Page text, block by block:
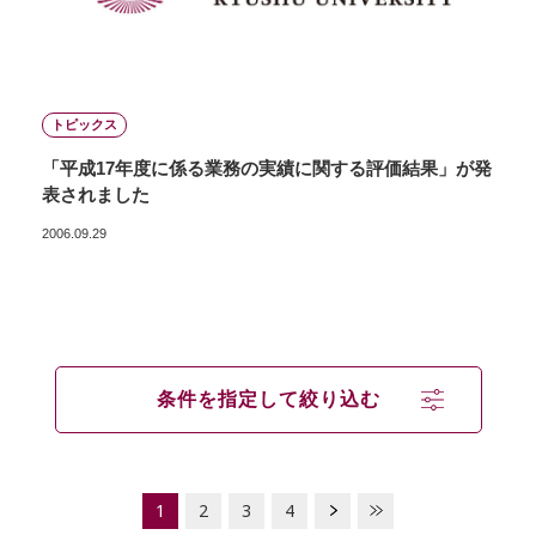
トピックス
「平成17年度に係る業務の実績に関する評価結果」が発
表されました
2006.09.29
条件を指定して絞り込む
1 2 3 4